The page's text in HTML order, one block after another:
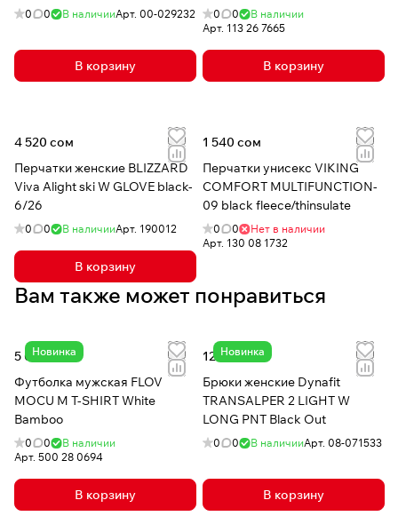
polyester
0 0 В наличииАрт. 00-029232
В корзину
tex+RE
0 0
В наличии
Арт. 113 26 7665
В корзину
4 520 сом
Перчатки женские BLIZZARD
Viva Alight ski W GLOVE black-
6/26
0 0 В наличииАрт. 190012
В корзину
1 540 сом
Перчатки унисекс VIKING
COMFORT MULTIFUNCTION-
09 black fleece/thinsulate
0 0
Нет в наличии
Арт. 130 08 1732
Вам также может понравиться
Новинка
5 050 сом
Футболка мужская FLOV
MOCU M T-SHIRT White
Bamboo
0 0
В наличии
Арт. 500 28 0694
В корзину
Новинка
12 090 сом
Брюки женские Dynafit
TRANSALPER 2 LIGHT W
LONG PNT Black Out
0 0 В наличииАрт. 08-071533
В корзину